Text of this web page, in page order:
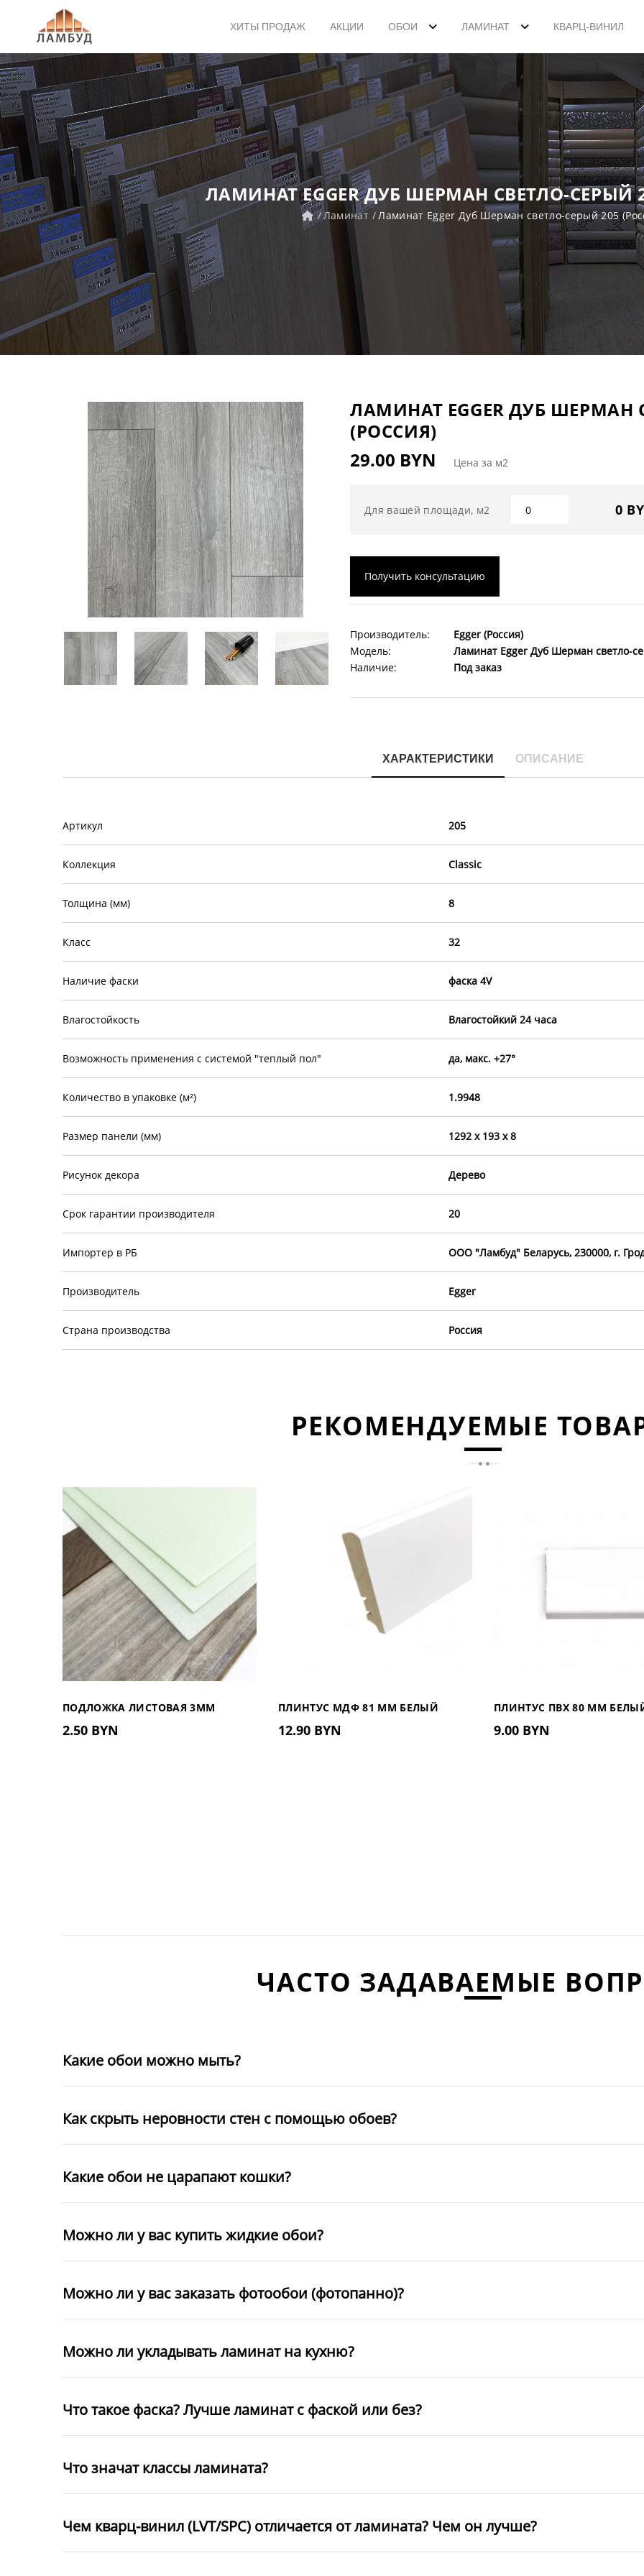
ХИТЫ ПРОДАЖ АКЦИИ ОБОИ ЛАМИНАТ КВАРЦ-ВИНИЛ
ЛАМИНАТ EGGER ДУБ ШЕРМАН СВЕТЛО-СЕРЫЙ
Ламинат Ламинат Egger Дуб Шерман светло-серый 205
ЛАМИНАТ EGGER ДУБ ШЕРМАН
(РОССИЯ)
29.00 BYN
Цена за м2
Для вашей площади, м2 0
Получить консультацию
Производитель:
Egger (Россия)
Модель:
Ламинат Egger Дуб Шерман светло-
Наличие:
Под заказ
ХАРАКТЕРИСТИКИ ОПИСАНИЕ
Артикул 205
Коллекция Classic
Толщина (мм) 8
Класс 32
Наличие фаски фаска 4V
Влагостойкость Влагостойкий 24 часа
Возможность применения с системой "теплый пол" да, макс. +27°
Количество в упаковке (м²) 1.9948
Размер панели (мм) 1292 х 193 х 8
Рисунок декора Дерево
Срок гарантии производителя 20
Импортер в РБ OOO "Ламбуд" Беларусь, 230000, г.
Производитель Egger
Страна производства Россия
РЕКОМЕНДУЕМЫЕ
ПОДЛОЖКА ЛИСТОВАЯ 3ММ
2.50 BYN
ПЛИНТУС МДФ 81 ММ БЕЛЫЙ
81.402
12.90 BYN
ПЛИНТУС ПВХ 80 ММ
МАТОВЫЙ
9.00 BYN
ЧАСТО ЗАДАВАЕМЫЕ
Какие обои можно мыть?
Как скрыть неровности стен с помощью обоев?
Какие обои не царапают кошки?
Можно ли у вас купить жидкие обои?
Можно ли у вас заказать фотообои (фотопанно)?
Можно ли укладывать ламинат на кухню?
Что такое фаска? Лучше ламинат с фаской или без?
Что значат классы ламината?
Чем кварц-винил (LVT/SPC) отличается от ламината? Чем он лучше?